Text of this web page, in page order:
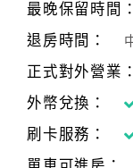
最晚保留時間：
退房時間：
正式對外營業：
外幣兌換：
刷卡服務：